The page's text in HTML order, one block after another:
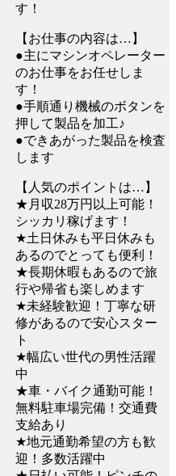
す！
【お仕事の内容は…】
●主にマシンオペレーター
のお仕事をお任せしま
す！
●手順通り機械のボタンを
押して製品を加工♪
●できあがった製品を検査
します
【人気のポイントは…】
★月収28万円以上可能！
シッカリ稼げます！
★土日休みも平日休みも
あるのでとっても便利！
★長期休暇もあるので旅
行や帰省も楽しめます
★未経験歓迎！丁寧な研
修があるので安心スター
ト
★幅広い世代の男性活躍
中
★車・バイク通勤可能！
無料駐車場完備！交通費
支給あり
★地元通勤希望の方も歓
迎！多数活躍中